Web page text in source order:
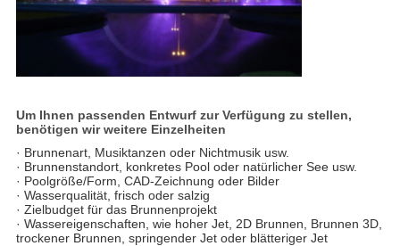
Um Ihnen passenden Entwurf zur Verfügung zu stellen,
benötigen wir weitere Einzelheiten
· Brunnenart, Musiktanzen oder Nichtmusik usw.
· Brunnenstandort, konkretes Pool oder natürlicher See usw.
· Poolgröße/Form, CAD-Zeichnung oder Bilder
· Wasserqualität, frisch oder salzig
· Zielbudget für das Brunnenprojekt
· Wassereigenschaften, wie hoher Jet, 2D Brunnen, Brunnen 3D,
trockener Brunnen, springender Jet oder blätteriger Jet